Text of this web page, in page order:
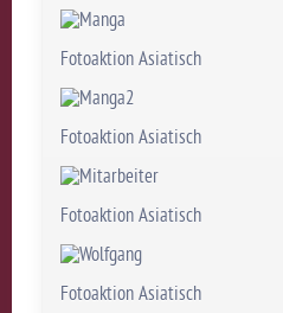
Fotoaktion Asiatisch
Fotoaktion Asiatisch
Fotoaktion Asiatisch
Fotoaktion Asiatisch